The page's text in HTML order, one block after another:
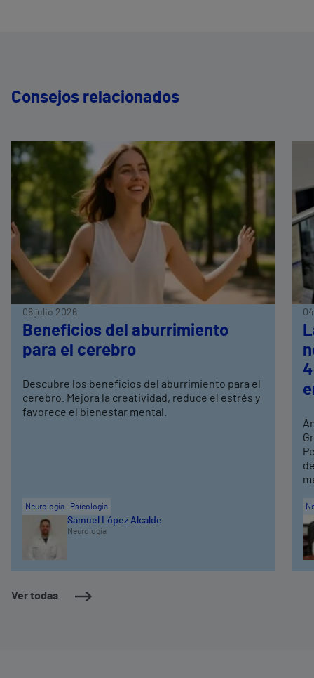
Consejos relacionados
Ver todas
08 julio 2026
Beneficios del aburrimiento
para el cerebro
Descubre los beneficios del aburrimiento para el
cerebro. Mejora la creatividad, reduce el estrés y
favorece el bienestar mental.
Neurología Psicología
Samuel López Alcalde
Neurología